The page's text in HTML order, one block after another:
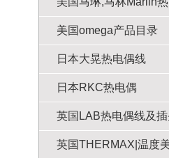
美国omega产品目录
日本大晃热电偶线
日本RKC热电偶